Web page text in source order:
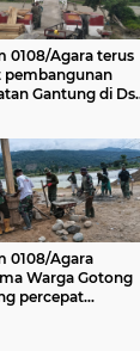
0108/Agara terus
pembangunan
Gantung di Ds.
0108/Agara
Warga Gotong
percepat